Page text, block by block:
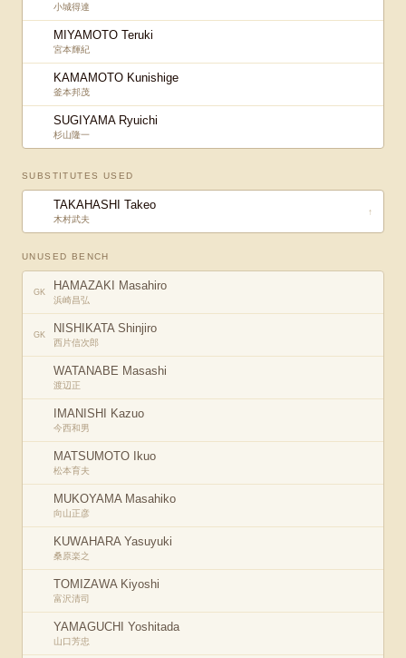
小城得達
MIYAMOTO Teruki
宮本輝紀
KAMAMOTO Kunishige
釜本邦茂
SUGIYAMA Ryuichi
杉山隆一
SUBSTITUTES USED
TAKAHASHI Takeo
木村武夫
↑
UNUSED BENCH
GK HAMAZAKI Masahiro
浜崎昌弘
GK NISHIKATA Shinjiro
西片信次郎
WATANABE Masashi
渡辺正
IMANISHI Kazuo
今西和男
MATSUMOTO Ikuo
松本育夫
MUKOYAMA Masahiko
向山正彦
KUWAHARA Yasuyuki
桑原楽之
TOMIZAWA Kiyoshi
富沢清司
YAMAGUCHI Yoshitada
山口芳忠